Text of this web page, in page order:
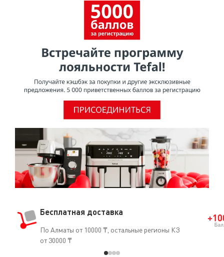
Бесплатная доставка
По Алматы от 10000 ₸, остальные регионы КЗ
от 30000 ₸